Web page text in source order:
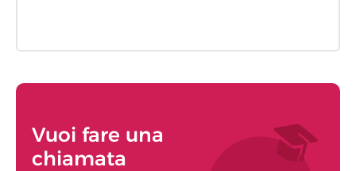
Vuoi fare una
chiamata